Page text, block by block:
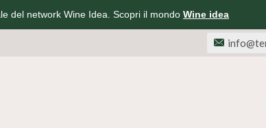
del network Wine Idea. Scopri il mondo Wine idea